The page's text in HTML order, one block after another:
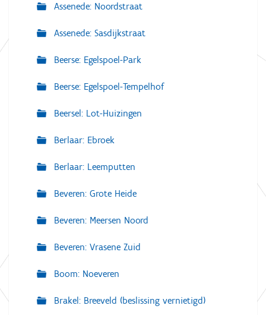
Assenede: Noordstraat
Assenede: Sasdijkstraat
Beerse: Egelspoel-Park
Beerse: Egelspoel-Tempelhof
Beersel: Lot-Huizingen
Berlaar: Ebroek
Berlaar: Leemputten
Beveren: Grote Heide
Beveren: Meersen Noord
Beveren: Vrasene Zuid
Boom: Noeveren
Brakel: Breeveld (beslissing vernietigd)